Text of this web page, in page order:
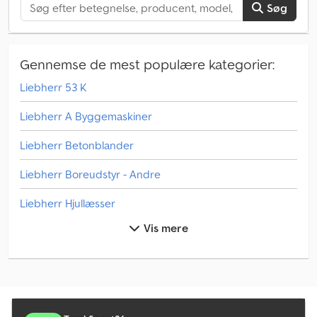
Søg
Gennemse de mest populære kategorier:
Liebherr 53 K
Liebherr A Byggemaskiner
Liebherr Betonblander
Liebherr Boreudstyr - Andre
Liebherr Hjullæsser
Liebherr L Byggemaskiner
Vis mere